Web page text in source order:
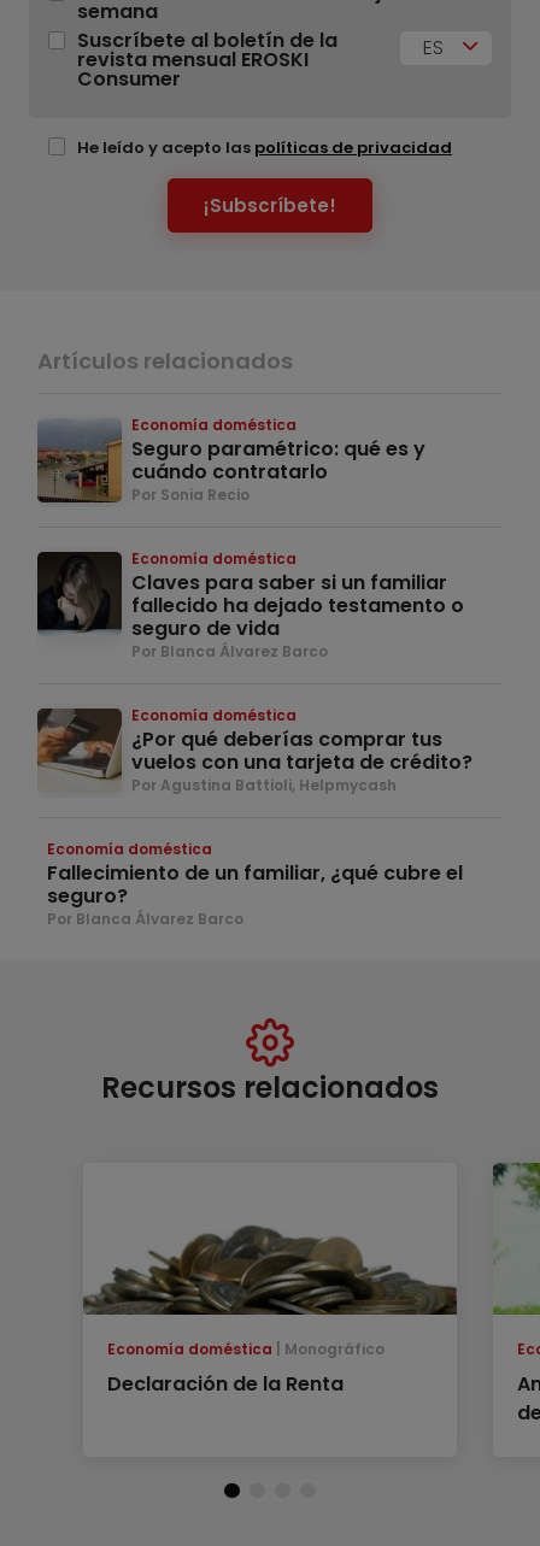
semana
Suscríbete al boletín de la
revista mensual EROSKI
Consumer
ES
He leído y acepto las políticas de privacidad
¡Subscríbete!
Artículos relacionados
Economía doméstica
Seguro paramétrico: qué es y
cuándo contratarlo
Por Sonia Recio
Economía doméstica
Claves para saber si un familiar
fallecido ha dejado testamento o
seguro de vida
Por Blanca Álvarez Barco
Economía doméstica
¿Por qué deberías comprar tus
vuelos con una tarjeta de crédito?
Por Agustina Battioli, Helpmycash
Economía doméstica
Fallecimiento de un familiar, ¿qué cubre el
seguro?
Por Blanca Álvarez Barco
Recursos relacionados
Economía doméstica Monográfico
Declaración de la Renta